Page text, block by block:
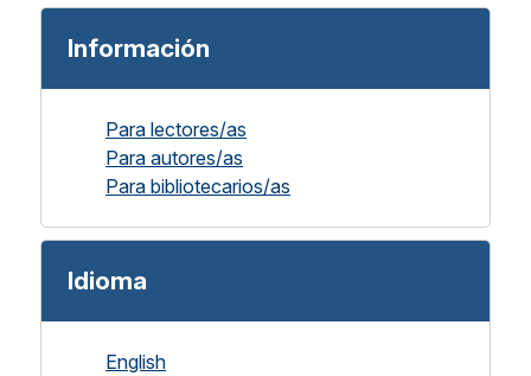
Información
Para lectores/as
Para autores/as
Para bibliotecarios/as
Idioma
English